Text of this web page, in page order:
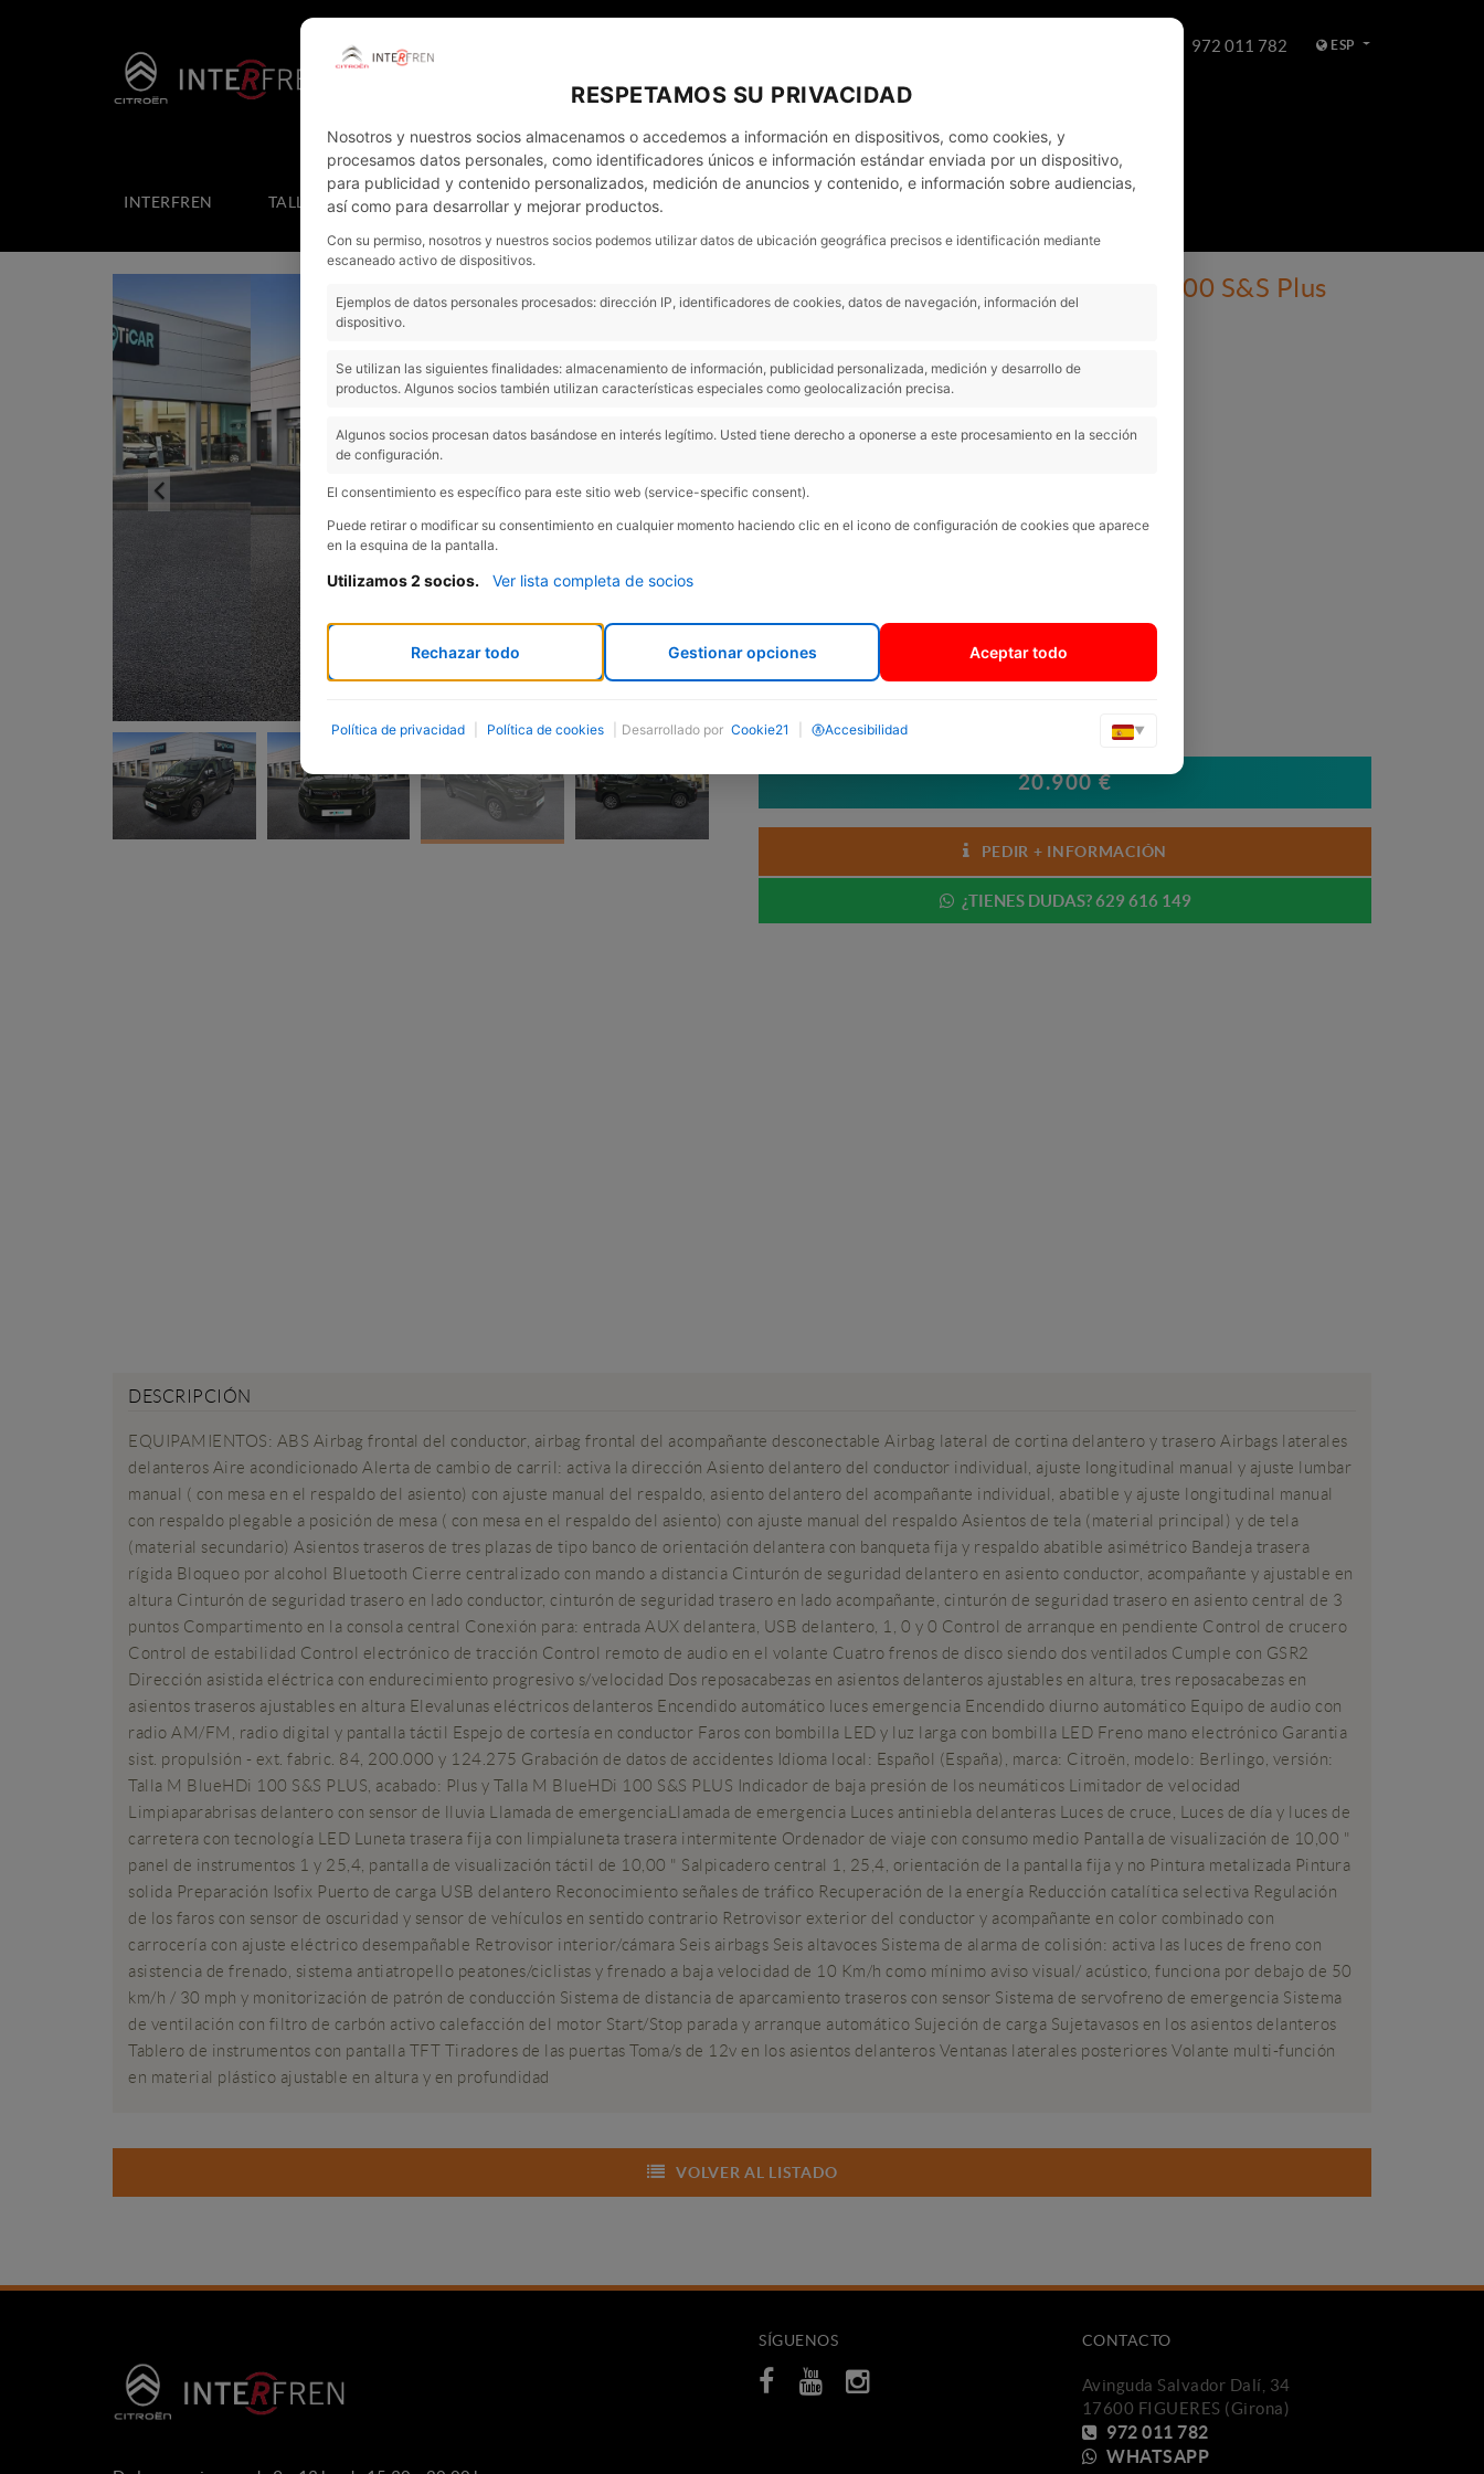
ESP
972 011 782
INTERFREN TALLER COCHES NUEVOS EMPRESAS
Previous Next
Citroën Berlingo Talla M BlueHDi 100 S&S Plus
Diesel
Talla M BlueHDi 100 S&S Plus
Modelo:
Marca:
Citroën
Km: 17488
Cilindrada:
Garantía: 24 meses
20.900 €
PEDIR + INFORMACIÓN
¿TIENES DUDAS? 629 616 149
DESCRIPCIÓN
EQUIPAMIENTOS: ABS Airbag frontal del conductor, airbag frontal del acompañante desconectable Airbag lateral de cortina delantero y trasero Airbags laterales
delanteros Aire acondicionado Alerta de cambio de carril: activa la dirección Asiento delantero del conductor individual, ajuste longitudinal manual y ajuste lumbar
manual ( con mesa en el respaldo del asiento) con ajuste manual del respaldo, asiento delantero del acompañante individual, abatible y ajuste longitudinal manual
con respaldo plegable a posición de mesa ( con mesa en el respaldo del asiento) con ajuste manual del respaldo Asientos de tela (material principal) y de tela
(material secundario) Asientos traseros de tres plazas de tipo banco de orientación delantera con banqueta fija y respaldo abatible asimétrico Bandeja trasera
rígida Bloqueo por alcohol Bluetooth Cierre centralizado con mando a distancia Cinturón de seguridad delantero en asiento conductor, acompañante y ajustable en
altura Cinturón de seguridad trasero en lado conductor, cinturón de seguridad trasero en lado acompañante, cinturón de seguridad trasero en asiento central de 3
puntos Compartimento en la consola central Conexión para: entrada AUX delantera, USB delantero, 1, 0 y 0 Control de arranque en pendiente Control de crucero
Control de estabilidad Control electrónico de tracción Control remoto de audio en el volante Cuatro frenos de disco siendo dos ventilados Cumple con GSR2
Dirección asistida eléctrica con endurecimiento progresivo s/velocidad Dos reposacabezas en asientos delanteros ajustables en altura, tres reposacabezas en
asientos traseros ajustables en altura Elevalunas eléctricos delanteros Encendido automático luces emergencia Encendido diurno automático Equipo de audio con
radio AM/FM, radio digital y pantalla táctil Espejo de cortesía en conductor Faros con bombilla LED y luz larga con bombilla LED Freno mano electrónico Garantia
sist. propulsión - ext. fabric. 84, 200.000 y 124.275 Grabación de datos de accidentes Idioma local: Español (España), marca: Citroën, modelo: Berlingo, versión:
Talla M BlueHDi 100 S&S PLUS, acabado: Plus y Talla M BlueHDi 100 S&S PLUS Indicador de baja presión de los neumáticos Limitador de velocidad
Limpiaparabrisas delantero con sensor de lluvia Llamada de emergenciaLlamada de emergencia Luces antiniebla delanteras Luces de cruce, Luces de día y luces de
carretera con tecnología LED Luneta trasera fija con limpialuneta trasera intermitente Ordenador de viaje con consumo medio Pantalla de visualización de 10,00 "
panel de instrumentos 1 y 25,4, pantalla de visualización táctil de 10,00 " Salpicadero central 1, 25,4, orientación de la pantalla fija y no Pintura metalizada Pintura
solida Preparación Isofix Puerto de carga USB delantero Reconocimiento señales de tráfico Recuperación de la energía Reducción catalítica selectiva Regulación
de los faros con sensor de oscuridad y sensor de vehículos en sentido contrario Retrovisor exterior del conductor y acompañante en color combinado con
carrocería con ajuste eléctrico desempañable Retrovisor interior/cámara Seis airbags Seis altavoces Sistema de alarma de colisión: activa las luces de freno con
asistencia de frenado, sistema antiatropello peatones/ciclistas y frenado a baja velocidad de 10 Km/h como mínimo aviso visual/ acústico, funciona por debajo de 50
km/h / 30 mph y monitorización de patrón de conducción Sistema de distancia de aparcamiento traseros con sensor Sistema de servofreno de emergencia Sistema
de ventilación con filtro de carbón activo calefacción del motor Start/Stop parada y arranque automático Sujeción de carga Sujetavasos en los asientos delanteros
Tablero de instrumentos con pantalla TFT Tiradores de las puertas Toma/s de 12v en los asientos delanteros Ventanas laterales posteriores Volante multi-función
en material plástico ajustable en altura y en profundidad
VOLVER AL LISTADO
SÍGUENOS CONTACTO
Avinguda Salvador Dalí, 34
17600 FIGUERES (Girona)
972 011 782
WHATSAPP
RESPETAMOS SU PRIVACIDAD
Nosotros y nuestros socios almacenamos o accedemos a información en dispositivos, como cookies, y
procesamos datos personales, como identificadores únicos e información estándar enviada por un dispositivo,
para publicidad y contenido personalizados, medición de anuncios y contenido, e información sobre audiencias,
así como para desarrollar y mejorar productos.
Con su permiso, nosotros y nuestros socios podemos utilizar datos de ubicación geográfica precisos e identificación mediante
escaneado activo de dispositivos.
Ejemplos de datos personales procesados: dirección IP, identificadores de cookies, datos de navegación, información del
dispositivo.
Se utilizan las siguientes finalidades: almacenamiento de información, publicidad personalizada, medición y desarrollo de
productos. Algunos socios también utilizan características especiales como geolocalización precisa.
Algunos socios procesan datos basándose en interés legítimo. Usted tiene derecho a oponerse a este procesamiento en la sección
de configuración.
El consentimiento es específico para este sitio web (service-specific consent).
Puede retirar o modificar su consentimiento en cualquier momento haciendo clic en el icono de configuración de cookies que aparece
en la esquina de la pantalla.
Utilizamos 2 socios. Ver lista completa de socios
Rechazar todo Gestionar opciones Aceptar todo
Política de privacidad Política de cookies Desarrollado por Cookie21 Accesibilidad ▼